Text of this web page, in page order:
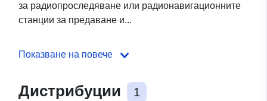
за радиопроследяване или радионавигационните
станции за предаване и...
Показване на повече
Дистрибуции 1